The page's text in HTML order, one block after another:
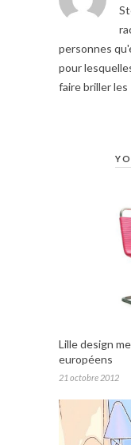
personnes
pour
faire briller les
Lille design
européens
21 octobre 2012